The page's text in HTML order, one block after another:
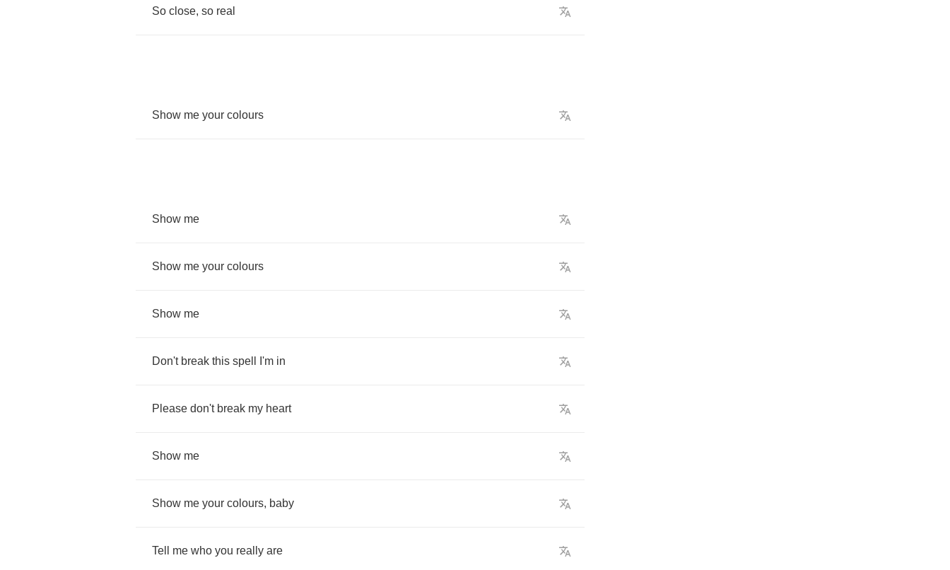
So close, so real
Show me your colours
Show me
Show me your colours
Show me
Don't break this spell I'm in
Please don't break my heart
Show me
Show me your colours, baby
Tell me who you really are